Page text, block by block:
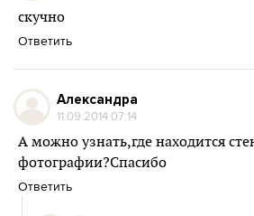
скучно
Ответить
Александра
11.09.2014 07:14
А можно узнать,где находится
фотографии?Спасибо
Ответить